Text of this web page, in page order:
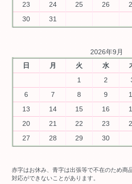
23
24 25 26
30
31
2026年9月
日
月 火 水
1
2
6
7 8 9
13
14 15 16
20
21 22 23
27
28 29 30
赤字はお休み、青字は出張等で不在のため商
対応ができないことがあります。